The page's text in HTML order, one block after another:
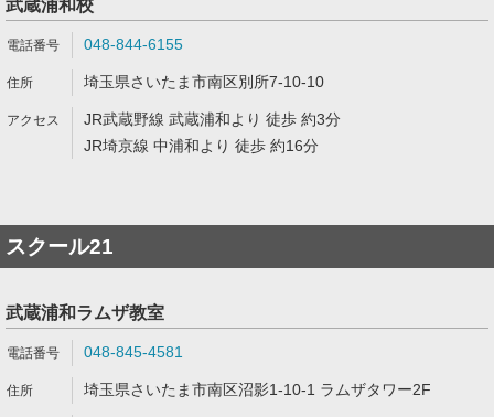
武蔵浦和校
048-844-6155
埼玉県さいたま市南区別所7-10-10
JR武蔵野線 武蔵浦和より 徒歩 約3分
JR埼京線 中浦和より 徒歩 約16分
スクール21
武蔵浦和ラムザ教室
048-845-4581
埼玉県さいたま市南区沼影1-10-1 ラムザタワー2F